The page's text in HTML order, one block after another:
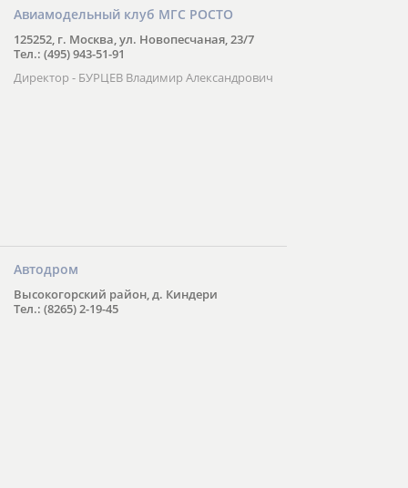
Авиамодельный клуб МГС РОСТО
125252, г. Москва, ул. Новопесчаная, 23/7
Тел.: (495) 943-51-91
Директор - БУРЦЕВ Владимир Александрович
Автодром
Высокогорский район, д. Киндери
Тел.: (8265) 2-19-45